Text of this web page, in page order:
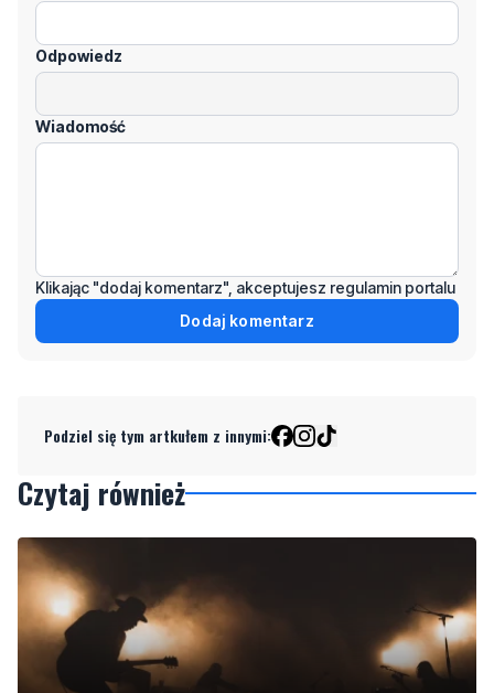
Odpowiedz
Wiadomość
Klikając "dodaj komentarz", akceptujesz regulamin portalu
Dodaj komentarz
Podziel się tym artkułem z innymi:
Czytaj również